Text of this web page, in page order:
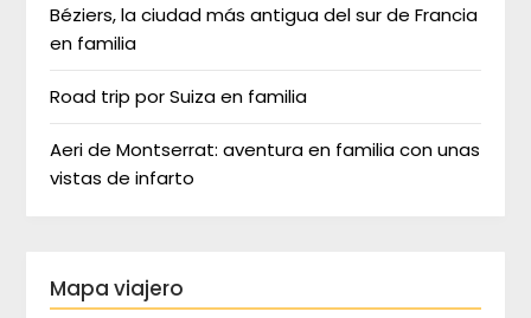
Béziers, la ciudad más antigua del sur de Francia
en familia
Road trip por Suiza en familia
Aeri de Montserrat: aventura en familia con unas
vistas de infarto
Mapa viajero